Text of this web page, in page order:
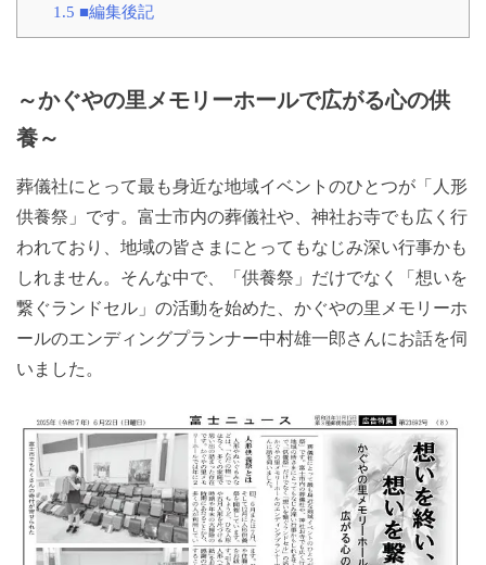
1.5 ■編集後記
～かぐやの里メモリーホールで広がる心の供
養～
葬儀社にとって最も身近な地域イベントのひとつが「人形
供養祭」です。富士市内の葬儀社や、神社お寺でも広く行
われており、地域の皆さまにとってもなじみ深い行事かも
しれません。そんな中で、「供養祭」だけでなく「想いを
繋ぐランドセル」の活動を始めた、かぐやの里メモリーホ
ールのエンディングプランナー中村雄一郎さんにお話を伺
いました。